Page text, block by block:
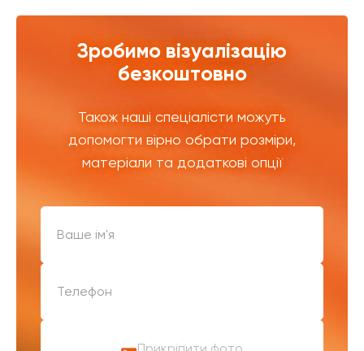
Зробимо візуалізацію
безкоштовно
Також наші спеціалісти можуть
допомогти вірно обрати розміри,
матеріали та додаткові опції